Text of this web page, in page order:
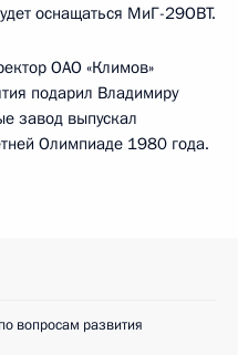
оснащаться МиГ-29ОВТ.
ОАО «Климов»
подарил Владимиру
завод выпускал
Олимпиаде 1980 года.
вопросам развития